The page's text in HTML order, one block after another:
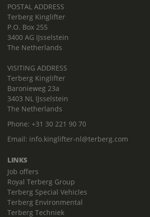
POSTAL ADDRESS
Terberg Kinglifter
P.O. Box 255
3400 AG IJsselstein
The Netherlands
VISITING ADDRESS
Terberg Kinglifter
Baronieweg 23a
3403 NL IJsselstein
The Netherlands
Phone: +31 30 221 90 70
Email: info.kinglifter-nl@terberg.com
LINKS
Job offers
Royal Terberg Group
Terberg Special Vehicles
Terberg Environmental
Terberg Techniek